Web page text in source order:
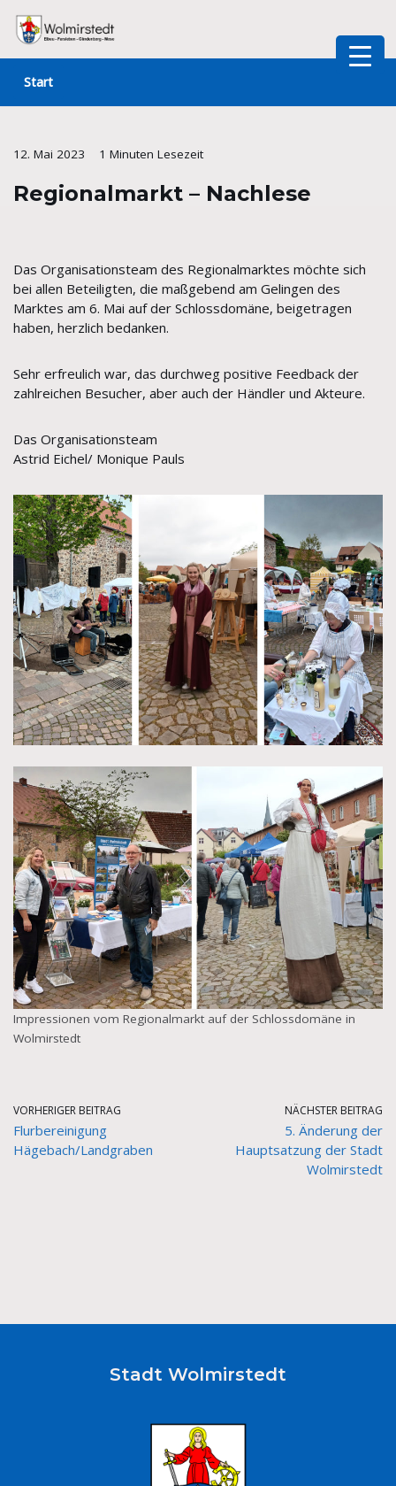
Zum
springen
Start
12. Mai 2023 1 Minuten Lesezeit
Regionalmarkt – Nachlese
Das Organisationsteam des Regionalmarktes möchte sich
bei allen Beteiligten, die maßgebend am Gelingen des
Marktes am 6. Mai auf der Schlossdomäne, beigetragen
haben, herzlich bedanken.
Sehr erfreulich war, das durchweg positive Feedback der
zahlreichen Besucher, aber auch der Händler und Akteure.
Das Organisationsteam
Astrid Eichel/ Monique Pauls
Impressionen vom Regionalmarkt auf der Schlossdomäne in
Wolmirstedt
VORHERIGER BEITRAG
Flurbereinigung
Hägebach/Landgraben
NÄCHSTER BEITRAG
5. Änderung der
Hauptsatzung der Stadt
Wolmirstedt
Stadt Wolmirstedt